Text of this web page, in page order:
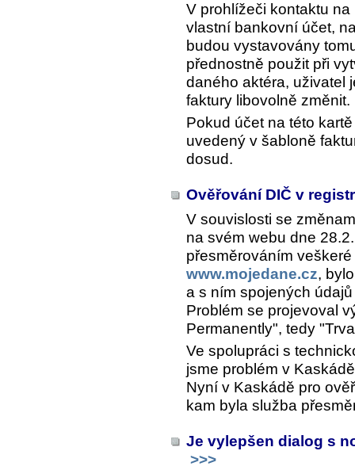
V prohlížeči kontaktu
vlastní bankovní účet,
budou vystavovány
přednostně použit při
daného aktéra, uživatel
faktury libovolně změnit.
Pokud účet na této
uvedený v šabloně
dosud.
Ověřování DIČ v
V souvislosti se
na svém webu dne
přesměrováním
www.mojedane.cz,
a s ním spojených
Problém se projevoval
Permanently", tedy
Ve spolupráci s
jsme problém v
Nyní v Kaskádě pro
kam byla služba
Je vylepšen dialog s
>>>